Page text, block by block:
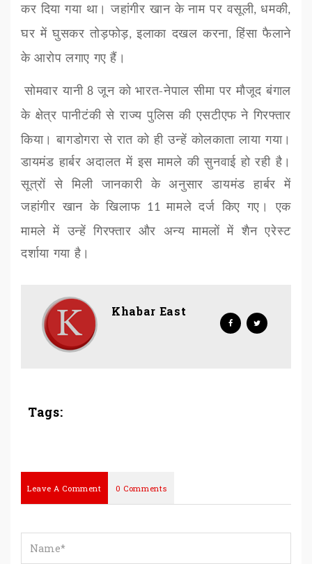
कर दिया गया था। जहांगीर खान के नाम पर वसूली,धमकी,
घर में घुसकर तोड़फोड़,इलाका दखल करना,हिंसा फैलाने
के आरोप लगाए गए हैं।
सोमवार यानी8जून को भारत-नेपाल सीमा पर मौजूद बंगाल
के क्षेत्र पानीटंकी से राज्य पुलिस कीएसटीएफ ने गिरफ्तार
किया। बागडोगरा से रात को ही उन्हें कोलकाता लाया गया।
डायमंड हार्बर अदालत में इस मामले की सुनवाई हो रही है।
सूत्रों से मिली जानकारी के अनुसार डायमंड हार्बर में
जहांगीर खान के खिलाफ 11मामले दर्ज किए गए। एक
मामले में उन्हें गिरफ्तार और अन्य मामलों में शैन एरेस्ट
दर्शाया गया है।
Khabar East
Tags:
Leave A Comment 0 Comments